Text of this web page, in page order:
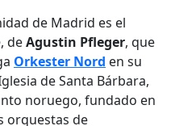
de Madrid es el
, deAgustin Pfleger, que
Orkester Nord en su
de Santa Bárbara,
noruego, fundado en
orquestas de